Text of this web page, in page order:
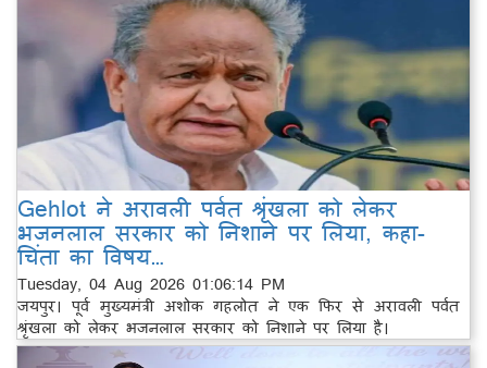
Gehlot ने अरावली पर्वत श्रृंखला को लेकर
भजनलाल सरकार को निशाने पर लिया, कहा-
चिंता का विषय…
Tuesday, 04 Aug 2026 01:06:14 PM
जयपुर। पूर्व मुख्यमंत्री अशोक गहलोत ने एक फिर से अरावली पर्वत
श्रृंखला को लेकर भजनलाल सरकार को निशाने पर लिया है।